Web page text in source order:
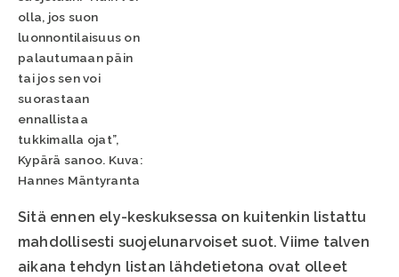
olla, jos suon
luonnontilaisuus on
palautumaan päin
tai jos sen voi
suorastaan
ennallistaa
tukkimalla ojat”,
Kypärä sanoo. Kuva:
Hannes Mäntyranta
Sitä ennen ely-keskuksessa on kuitenkin listattu
mahdollisesti suojelunarvoiset suot. Viime talven
aikana tehdyn listan lähdetietona ovat olleet